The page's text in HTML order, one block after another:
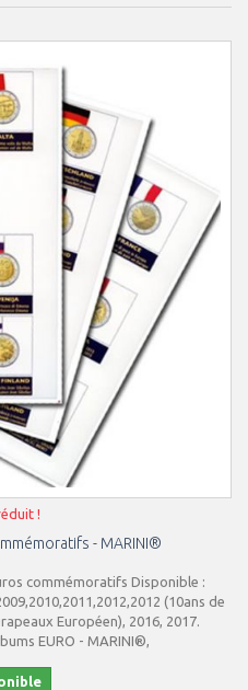
!
- MARINI®
commémoratifs Disponible :
(10ans de
Européen), 2016, 2017.
EURO - MARINI®,